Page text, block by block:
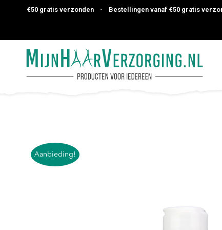
€50 gratis verzonden • Bestellingen vanaf €50 gratis verzonden
Aanbieding!